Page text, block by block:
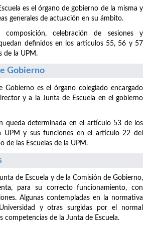
es el órgano de gobierno de la misma y
generales de actuación en su ámbito.
composición, celebración de sesiones y
definidos en los artículos 55, 56 y 57
de la UPM.
Gobierno
Gobierno es el órgano colegiado encargado
y a la Junta de Escuela en el gobierno
queda determinada en el artículo 53 de los
UPM y sus funciones en el artículo 22 del
de las Escuelas de la UPM.
de Escuela y de la Comisión de Gobierno,
para su correcto funcionamiento, con
Algunas contempladas en la normativa
y otras surgidas por el normal
competencias de la Junta de Escuela.